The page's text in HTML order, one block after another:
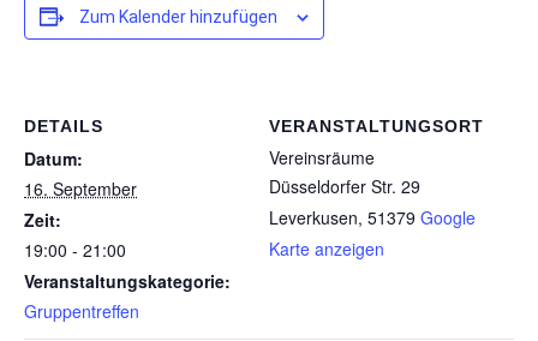
Zum Kalender hinzufügen
DETAILS
Datum:
16. September
Zeit:
19:00 - 21:00
Veranstaltungskategorie:
Gruppentreffen
VERANSTALTUNGSORT
Vereinsräume
Düsseldorfer Str. 29
Leverkusen, 51379 Google
Karte anzeigen